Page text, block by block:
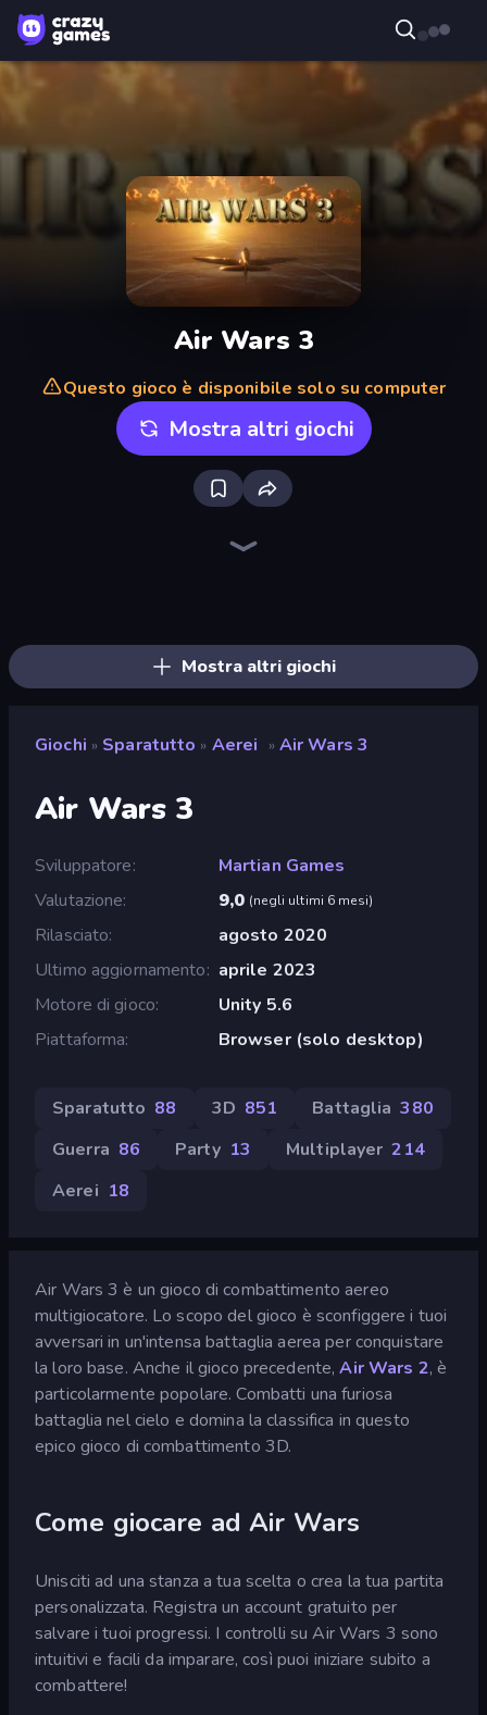
Air Wars 3
Questo gioco è disponibile solo su computer
Mostra altri giochi
Mostra altri giochi
Giochi » Sparatutto » Aerei » Air Wars 3
Air Wars 3
Sviluppatore
Martian Games
Valutazione
9,0 (negli ultimi 6 mesi)
Rilasciato
agosto 2020
Ultimo aggiornamento
aprile 2023
Motore di gioco
Unity 5.6
Piattaforma
Browser (solo desktop)
Sparatutto 88 3D 851 Battaglia 380
Guerra 86 Party 13 Multiplayer 214
Aerei 18
Air Wars 3 è un gioco di combattimento aereo
multigiocatore. Lo scopo del gioco è sconfiggere i tuoi
avversari in un'intensa battaglia aerea per conquistare
la loro base. Anche il gioco precedente,Air Wars 2, è
particolarmente popolare. Combatti una furiosa
battaglia nel cielo e domina la classifica in questo
epico gioco di combattimento 3D.
Come giocare ad Air Wars
Unisciti ad una stanza a tua scelta o crea la tua partita
personalizzata. Registra un account gratuito per
salvare i tuoi progressi. I controlli su Air Wars 3 sono
intuitivi e facili da imparare, così puoi iniziare subito a
combattere!